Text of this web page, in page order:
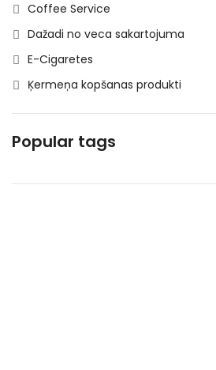
Coffee Service
Dažadi no veca sakartojuma
E-Cigaretes
Ķermeņa kopšanas produkti
Kosmētika un higiēnas produkti
Mājsaimniecības preces
Piena , augu tauki un olas produkti
Popular tags